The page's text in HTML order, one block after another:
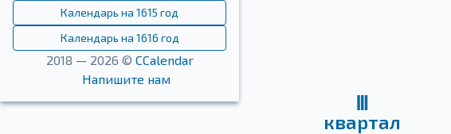
Календарь на 1615 год
Календарь на 1616 год
2018 — 2026 © CCalendar
Напишите нам
Ⅲ
квартал